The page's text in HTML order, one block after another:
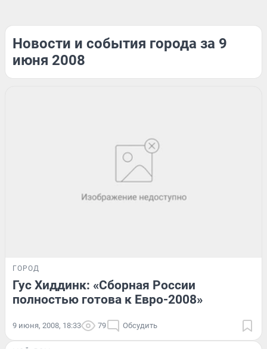
Новости и события города за 9
июня 2008
ГОРОД
Гус Хиддинк: «Сборная России
полностью готова к Евро-2008»
9 июня, 2008, 18:33 79 Обсудить